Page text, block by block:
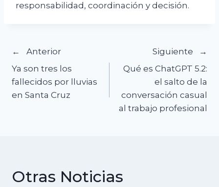
responsabilidad, coordinación y decisión.
Navegación
de
entradas
Anterior
Ya son tres los
fallecidos por lluvias
en Santa Cruz
Siguiente
Qué es ChatGPT 5.2:
el salto de la
conversación casual
al trabajo profesional
Otras Noticias